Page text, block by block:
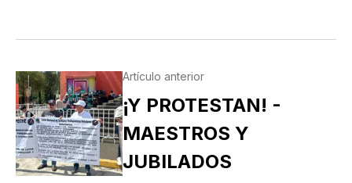
Artículo anterior
¡Y PROTESTAN! -
MAESTROS Y
JUBILADOS